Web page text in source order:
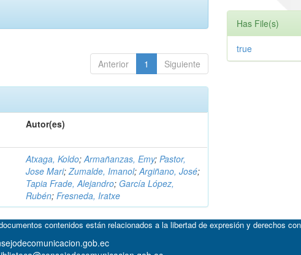
Anterior 1 Siguiente
Autor(es)
Atxaga, Koldo;Armañanzas, Emy;Pastor,
Jose Mari;Zumalde, Imanol;Argiñano, José;
Tapia Frade, Alejandro; García López,
Rubén;Fresneda, Iratxe
Has File(s)
true
contenidos están relacionados a la libertad de expresión y derechos